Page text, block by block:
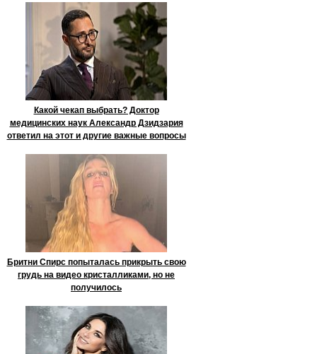
Какой чекап выбрать? Доктор
медицинских наук Александр Дзидзария
ответил на этот и другие важные вопросы
Бритни Спирс попыталась прикрыть свою
грудь на видео кристалликами, но не
получилось